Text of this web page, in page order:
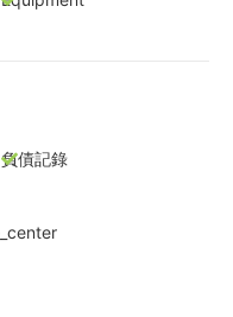
負債記錄